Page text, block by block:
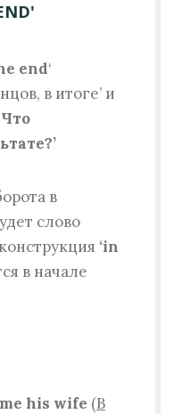
end‘
в итоге’ и
Что
в
слово
‘in
в начале
his wife (В